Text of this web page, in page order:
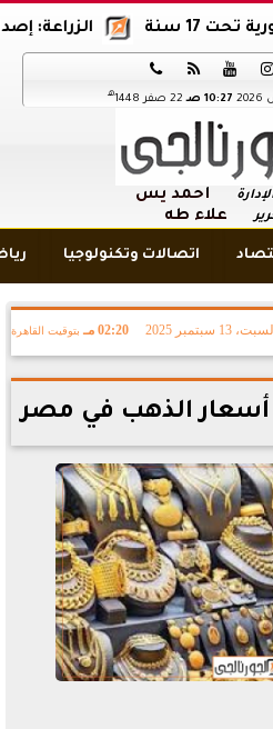
الزراعة: إصدار 12 ألف موافقة وتصريح بالمبيدات خلال 6 شهور




10:27 صـ 22 صفر 1448 هـ
أحمد يس
علاء طه
اتصالات وتكنولوجيا
السبت، 13 سبتمبر 2025 02:20 مـ بتوقيت القاهرة